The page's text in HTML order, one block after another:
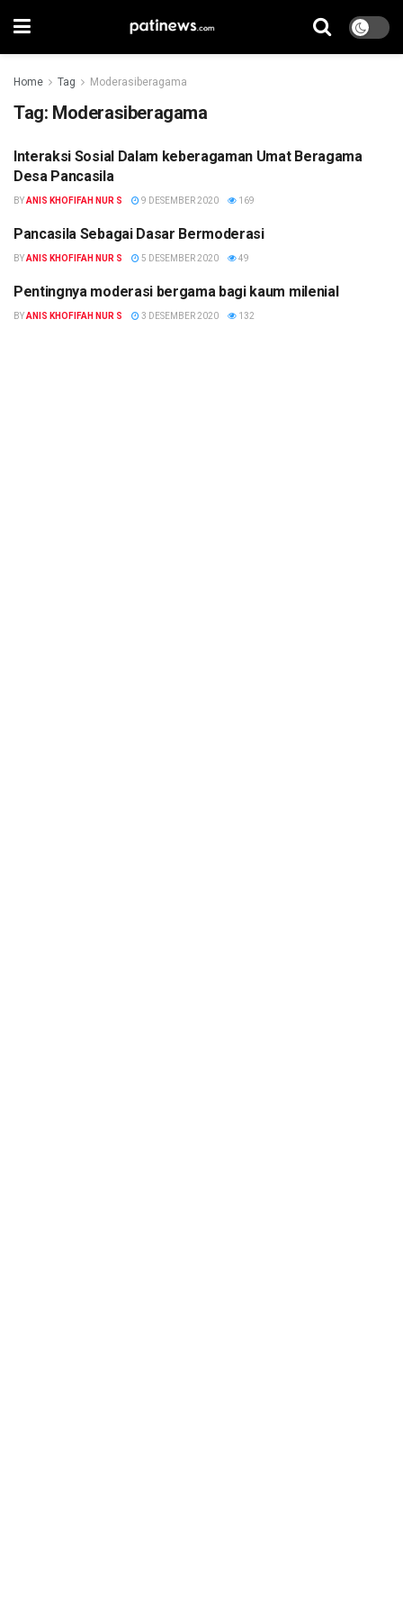
Home Tag Moderasiberagama
Tag: Moderasiberagama
EDUKASI
Interaksi Sosial Dalam keberagaman Umat Beragama
Desa Pancasila
BYANIS KHOFIFAH NUR S 9 DESEMBER 2020 169
EDUKASI
Pancasila Sebagai Dasar Bermoderasi
BYANIS KHOFIFAH NUR S 5 DESEMBER 2020 49
EDUKASI
Pentingnya moderasi bergama bagi kaum milenial
BYANIS KHOFIFAH NUR S 3 DESEMBER 2020 132